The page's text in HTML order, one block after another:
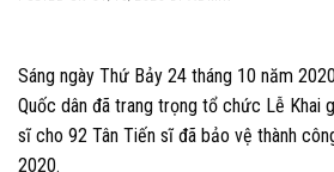
Sáng ngày Thứ Bảy 24 tháng 10 năm
Quốc dân đã trang trọng tổ chức Lễ Khai
sĩ cho 92 Tân Tiến sĩ đã bảo vệ thành
2020.